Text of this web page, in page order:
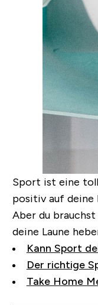
Sport ist eine
positiv auf deine
Aber du
deine Laune
Kann Sport
Der richtige
Take Home